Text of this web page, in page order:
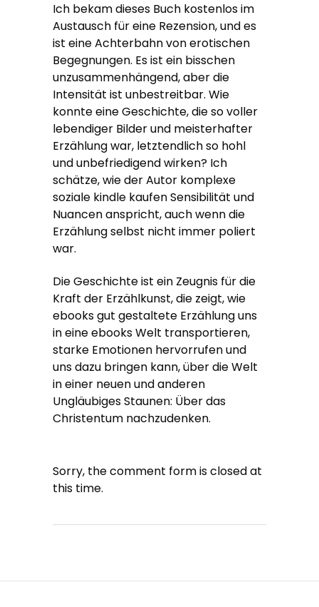
Ich bekam dieses Buch kostenlos im
Austausch für eine Rezension, und es
ist eine Achterbahn von erotischen
Begegnungen. Es ist ein bisschen
unzusammenhängend, aber die
Intensität ist unbestreitbar. Wie
konnte eine Geschichte, die so voller
lebendiger Bilder und meisterhafter
Erzählung war, letztendlich so hohl
und unbefriedigend wirken? Ich
schätze, wie der Autor komplexe
soziale kindle kaufen Sensibilität und
Nuancen anspricht, auch wenn die
Erzählung selbst nicht immer poliert
war.
Die Geschichte ist ein Zeugnis für die
Kraft der Erzählkunst, die zeigt, wie
ebooks gut gestaltete Erzählung uns
in eine ebooks Welt transportieren,
starke Emotionen hervorrufen und
uns dazu bringen kann, über die Welt
in einer neuen und anderen
Ungläubiges Staunen: Über das
Christentum nachzudenken.
Sorry, the comment form is closed at
this time.